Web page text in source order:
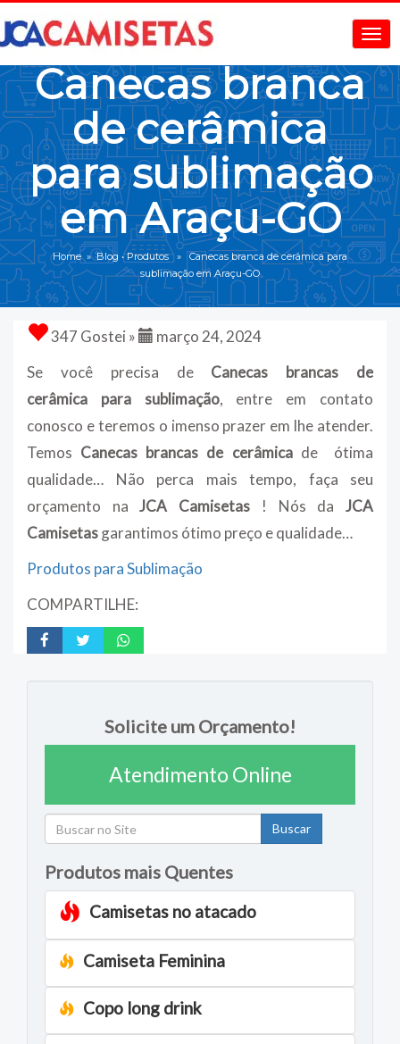
Canecas branca
de cerâmica
para sublimação
em Araçu-GO
Home»Blog •Produtos» Canecas branca de cerâmica para
sublimação em Araçu-GO
347 Gostei »
março 24, 2024
Se você precisa de Canecas brancas de
cerâmica para sublimação, entre em contato
conosco e teremos o imenso prazer em lhe atender.
Temos Canecas brancas de cerâmicade ótima
qualidade… Não perca mais tempo, faça seu
orçamento na JCA Camisetas ! Nós daJCA
Camisetasgarantimos ótimo preço e qualidade…
Produtos para Sublimação
COMPARTILHE:
Solicite um Orçamento!
Atendimento Online
Buscar
Produtos mais Quentes
Camisetas no atacado
Camiseta Feminina
Copo long drink